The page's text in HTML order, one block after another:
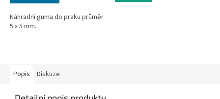
Náhradní guma do praku průměr
5 x 5 mm.
Popis Diskuze